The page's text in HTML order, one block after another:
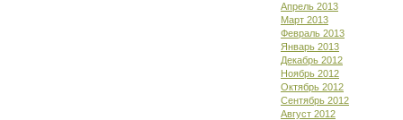
Апрель 2013
Март 2013
Февраль 2013
Январь 2013
Декабрь 2012
Ноябрь 2012
Октябрь 2012
Сентябрь 2012
Август 2012